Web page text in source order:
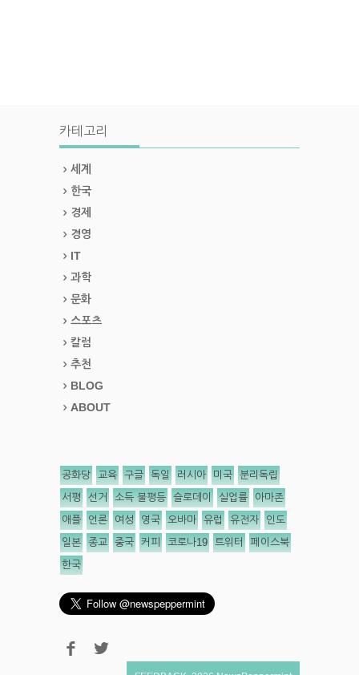
카테고리
세계
한국
경제
경영
IT
과학
문화
스포츠
칼럼
추천
BLOG
ABOUT
공화당 교육 구글 독일 러시아 미국 분리독립
서평 선거 소득 불평등 슬로데이 실업률 아마존
애플 언론 여성 영국 오바마 유럽 유전자 인도
일본 종교 중국 커피 코로나19 트위터 페이스북
한국